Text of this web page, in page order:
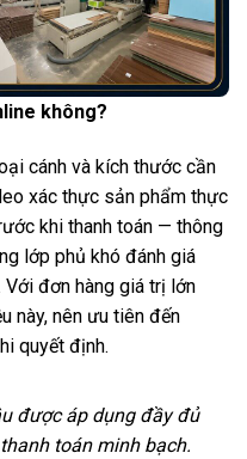
không?
cánh và kích thước cần
xác thực sản phẩm thực
khi thanh toán — thông
lớp phủ khó đánh giá
đơn hàng giá trị lớn
này, nên ưu tiên đến
quyết định.
được áp dụng đầy đủ
toán minh bạch.